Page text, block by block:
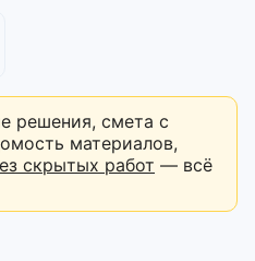
решения, смета с
материалов,
скрытых работ — всё